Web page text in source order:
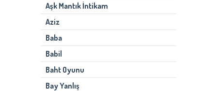
Aşk Mantık İntikam
Aziz
Baba
Babil
Baht Oyunu
Bay Yanlış